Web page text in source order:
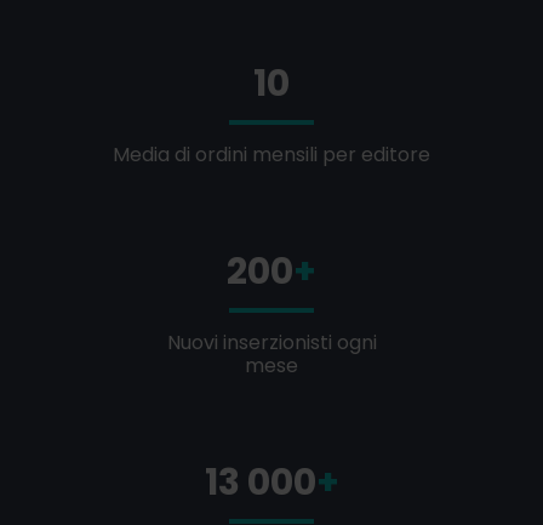
10
Media di ordini mensili per editore
200+
Nuovi inserzionisti ogni
mese
13 000+